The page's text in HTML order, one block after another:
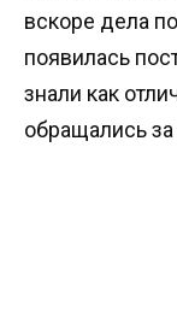
вскоре дела
появилась
знали как
обращались за